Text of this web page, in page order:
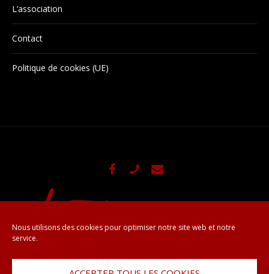
Nous utilisons des cookies pour optimiser notre site web et notre
service.
L’association
Contact
Politique de cookies (UE)